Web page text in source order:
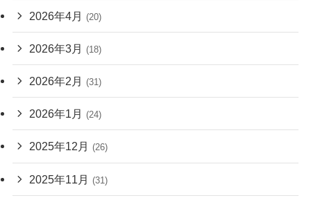
2026年4月 (20)
2026年3月 (18)
2026年2月 (31)
2026年1月 (24)
2025年12月 (26)
2025年11月 (31)